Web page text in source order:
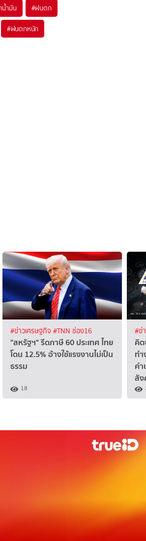
น้ำมัน #ฝนตก
#ฝนตกหนัก
#ข่าวเศรษฐกิจ #TNN ช่อง16
"สหรัฐฯ" รีดภาษี 60 ประเทศ ไทย
โดน 12.5% อ้างใช้แรงงานไม่เป็น
ธรรม
18
#ข่
คิ
ท
ค
สั